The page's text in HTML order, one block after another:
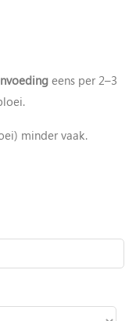
eens per 2–3
minder vaak.